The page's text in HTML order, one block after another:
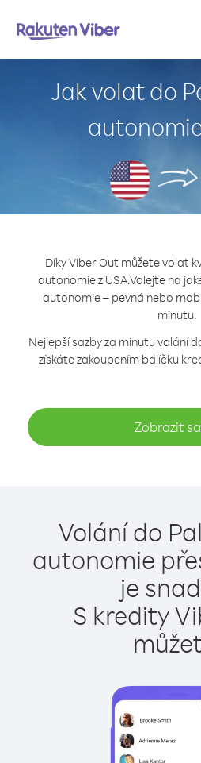
Jak volat do
Díky Viber Out můžete volat
autonomie z USA.Volejte na
autonomie – pevná nebo
minutu.
Nejlepší sazby za minutu volání
získáte zakoupením balíčku
Zobrazit
Volání do
autonomie
je
S kredity